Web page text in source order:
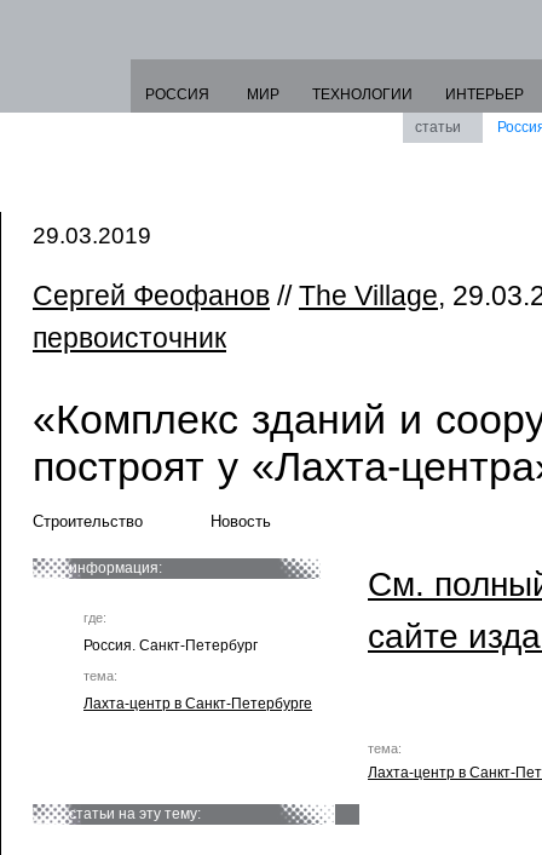
РОССИЯ МИР ТЕХНОЛОГИИ
ИНТЕРЬЕР
статьи
29.03.2019
Сергей Феофанов //The Village,
первоисточник
«Комплекс зданий и
построят у «Лахта-
Строительство Новость
информация:
где:
Россия. Санкт-Петербург
тема:
Лахта-центр в Санкт-Петербурге
См.
сайте
тема:
Лахта-центр в Санкт-
статьи на эту тему: